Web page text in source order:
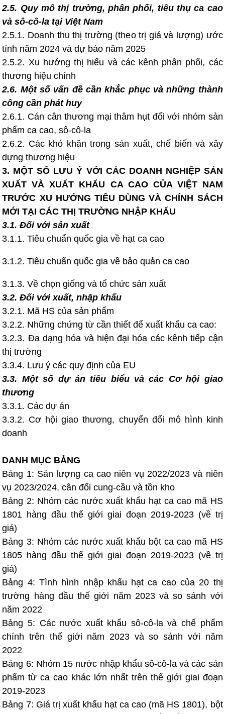
2.5. Quy mô thị trường, phân phối, tiêu thụ ca cao
và sô-cô-la tại Việt Nam
2.5.1. Doanh thu thị trường (theo trị giá và lượng) ước
tính năm 2024 và dự báo năm 2025
2.5.2. Xu hướng thị hiếu và các kênh phân phối, các
thương hiệu chính
2.6. Một số vấn đề cần khắc phục và những thành
công cần phát huy
2.6.1. Cán cân thương mại thâm hụt đối với nhóm sản
phẩm ca cao, sô-cô-la
2.6.2. Các khó khăn trong sản xuất, chế biến và xây
dựng thương hiệu
3. MỘT SỐ LƯU Ý VỚI CÁC DOANH NGHIỆP SẢN
XUẤT VÀ XUẤT KHẨU CA CAO CỦA VIỆT NAM
TRƯỚC XU HƯỚNG TIÊU DÙNG VÀ CHÍNH SÁCH
MỚI TẠI CÁC THỊ TRƯỜNG NHẬP KHẨU
3.1. Đối với sản xuất
3.1.1. Tiêu chuẩn quốc gia về hạt ca cao
3.1.2. Tiêu chuẩn quốc gia về bảo quản ca cao
3.1.3. Về chọn giống và tổ chức sản xuất
3.2. Đối với xuất, nhập khẩu
3.2.1. Mã HS của sản phẩm
3.2.2. Những chứng từ cần thiết để xuất khẩu ca cao:
3.2.3. Đa dạng hóa và hiện đại hóa các kênh tiếp cận
thị trường
3.3.4. Lưu ý các quy định của EU
3.3. Một số dự án tiêu biểu và các Cơ hội giao
thương
3.3.1. Các dự án
3.3.2. Cơ hội giao thương, chuyển đổi mô hình kinh
doanh
DANH MỤC BẢNG
Bảng 1: Sản lượng ca cao niên vụ 2022/2023 và niên
vụ 2023/2024, cân đối cung-cầu và tồn kho
Bảng 2: Nhóm các nước xuất khẩu hạt ca cao mã HS
1801 hàng đầu thế giới giai đoạn 2019-2023 (về trị
giá)
Bảng 3: Nhóm các nước xuất khẩu bột ca cao mã HS
1805 hàng đầu thế giới giai đoạn 2019-2023 (về trị
giá)
Bảng 4: Tình hình nhập khẩu hạt ca cao của 20 thị
trường hàng đầu thế giới năm 2023 và so sánh với
năm 2022
Bảng 5: Các nước xuất khẩu sô-cô-la và chế phẩm
chính trên thế giới năm 2023 và so sánh với năm
2022
Bảng 6: Nhóm 15 nước nhập khẩu sô-cô-la và các sản
phẩm từ ca cao khác lớn nhất trên thế giới giai đoạn
2019-2023
Bảng 7: Giá trị xuất khẩu hạt ca cao (mã HS 1801), bột